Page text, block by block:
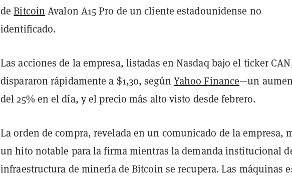
deBitcoin Avalon A15 Pro de un cliente estadounidense no
identificado.
Las acciones de la empresa, listadas en Nasdaq bajo el ticker
dispararon rápidamente a $1,30, según Yahoo Finance—un
del 25% en el día, y el precio más alto visto desde febrero.
La orden de compra, revelada en un comunicado de la empresa,
un hito notable para la firma mientras la demanda institucional
infraestructura de minería de Bitcoin se recupera. Las máquinas